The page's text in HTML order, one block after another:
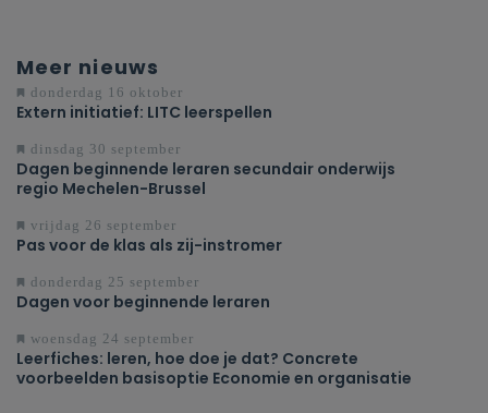
Meer nieuws
donderdag 16 oktober
Extern initiatief: LITC leerspellen
dinsdag 30 september
Dagen beginnende leraren secundair onderwijs
regio Mechelen-Brussel
vrijdag 26 september
Pas voor de klas als zij-instromer
donderdag 25 september
Dagen voor beginnende leraren
woensdag 24 september
Leerfiches: leren, hoe doe je dat? Concrete
voorbeelden basisoptie Economie en organisatie